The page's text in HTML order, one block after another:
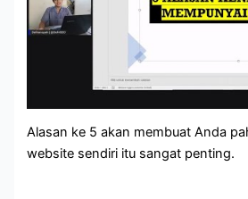
Alasan ke 5 akan membuat Anda
website sendiri itu sangat penting.